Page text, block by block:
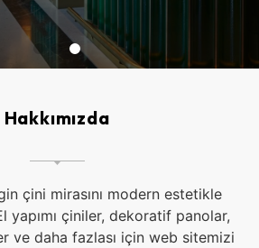
Hakkımızda
çini mirasını modern estetikle
yapımı çiniler, dekoratif panolar,
ve daha fazlası için web sitemizi